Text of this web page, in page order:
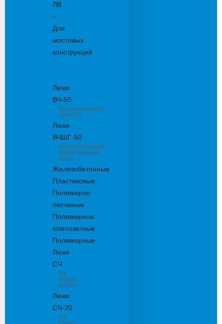
ЛВ
–
Для
мостовых
конструкций
Люки
ВЧ-50
Высокопрочный
чугун 50
Люки
ВЧШГ-50
Высокопрочный
сверхтяжелый
чугун
Железобетонные
Пластиковые
Полимерно
песчаные
Полимерное
композитные
Полимерные
Люки
СЧ
Из
серого
чугуна
Люки
СЧ-20
Из